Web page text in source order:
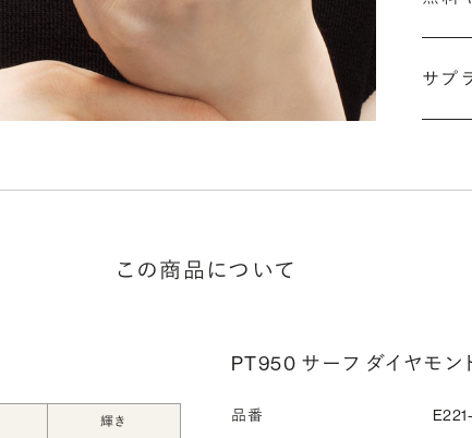
刻印
こと
指輪
お好
サプ
この商品について
輝き
PT950 サーフ ダイヤモン
品番